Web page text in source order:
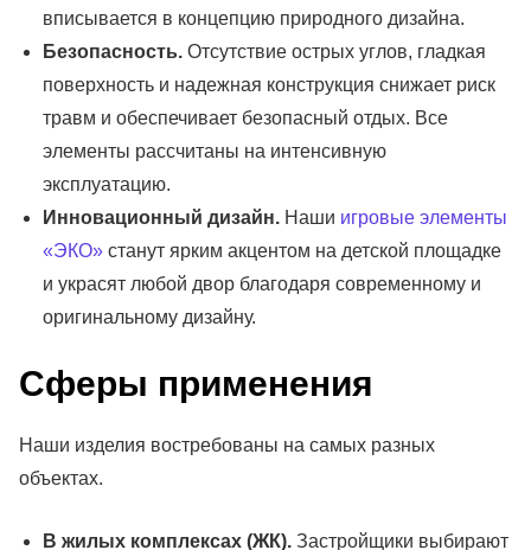
вписывается в концепцию природного дизайна.
Безопасность. Отсутствие острых углов, гладкая
поверхность и надежная конструкция снижает риск
травм и обеспечивает безопасный отдых. Все
элементы рассчитаны на интенсивную
эксплуатацию.
Инновационный дизайн. Наши игровые элементы
«ЭКО» станут ярким акцентом на детской площадке
и украсят любой двор благодаря современному и
оригинальному дизайну.
Сферы применения
Наши изделия востребованы на самых разных
объектах.
В жилых комплексах (ЖК). Застройщики выбирают